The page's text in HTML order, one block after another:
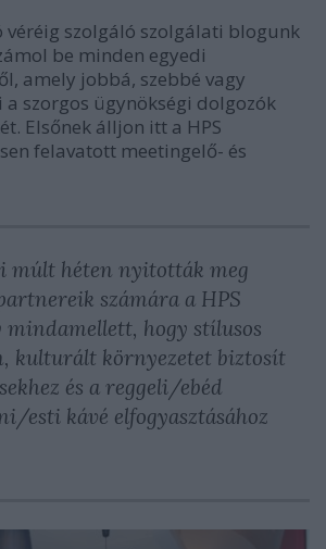
véréig szolgáló szolgálati blogunk
be minden egyedi
amely jobbá, szebbé vagy
szorgos ügynökségi dolgozók
Elsőnek álljon itt a HPS
felavatott meetingelő- és
múlt héten nyitották meg
számára a HPS
mindamellett, hogy stílusos
kulturált környezetet biztosít
és a reggeli/ebéd
esti kávé elfogyasztásához